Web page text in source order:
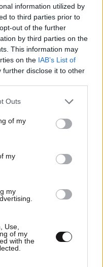
information utilized by
to third parties prior to
out of the further
by third parties on the
This information may
on the IAB’s List of
further disclose it to other
one or more Google
You may click to
its third-party tags to
in below Google
Outs
of my
my
my
Use,
of my
with the
ΗΠΑ έγραψαν
Τι τις προκαλεί και